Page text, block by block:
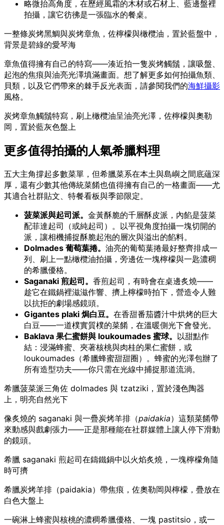
略微抬高角度，在歷經風霜的木材或石材上、藍邊盤裡
拍攝，讓它彷彿是一張臨水的餐桌。
一整條炭烤黑鯛與炭烤章魚，佐檸檬與橄欖油，置於藍盤中，
背景是碧綠的愛琴海
章魚值得擁有自己的特寫——湊近拍一隻炭烤觸鬚，讓吸盤、
起泡的焦痕與油亮光澤填滿畫面。想了解更多如何拍攝魚類、
貝類，以及它們帶來的棘手反光表面，請參閱我們的海鮮攝影
風格。
炭烤章魚觸鬚特寫，刷上橄欖油呈油亮光澤，佐檸檬與奧勒
岡，置於藍灰色盤上
更多值得拍攝的人氣希臘料理
五大主角撐起多數菜單，但希臘菜系在本土與島嶼之間底蘊深
厚，還有少數其他傳統菜餚也值得擁有自己的一格畫面——尤
其適合社群貼文、特餐看板與季節限定。
菠菜派與起司派。 金黃酥脆的千層酥皮派，內餡是菠菜
配菲達起司（或純起司）。以平視角度拍攝一塊切開的
派，讓相機捕捉酥脆起泡的層次與溢出的餡料。
Dolmades 葡萄葉捲。 油亮的葡萄葉捲最好整齊排成一
列、刷上一點橄欖油拍攝，旁邊佐一塊檸檬與一匙濃稠
的希臘優格。
Saganaki 煎起司。 香煎起司，有時會在桌邊炙燒——
趁它在鐵鍋裡滋滋作響、擠上檸檬時拍下，營造令人難
以抗拒的劇場感鏡頭。
Gigantes plaki 焗白豆。 在香甜番茄醬汁中烘烤的巨大
白豆——一道樸實質樸的菜餚，在溫暖側光下會發光。
Baklava 果仁蜜餅與 loukoumades 蜜球。 以甜點作
結：浸滿蜂蜜、夾著核桃與肉桂的果仁蜜餅，或
loukoumades（希臘蜂蜜甜甜圈）。蜂蜜的光澤包辦了
所有造型功夫——你只需在光線中捕捉那道流淌。
希臘菠菜派三角佐 dolmades 與 tzatziki，置於淺色陶器
上，明亮自然光下
像炙燒的 saganaki 與一疊炭烤羊排（paidakia）這類菜餚帶
來動感與戲劇張力——正是那種能在社群媒體上讓人停下滑動
的鏡頭。
希臘 saganaki 煎起司在鑄鐵鍋中以火焰炙燒，一塊檸檬角隨
時可擠
希臘炭烤羊排（paidakia）帶焦痕，佐奧勒岡與檸檬，疊放在
白色大盤上
一碗淋上蜂蜜與核桃的濃稠希臘優格、一塊 pastitsio，或一